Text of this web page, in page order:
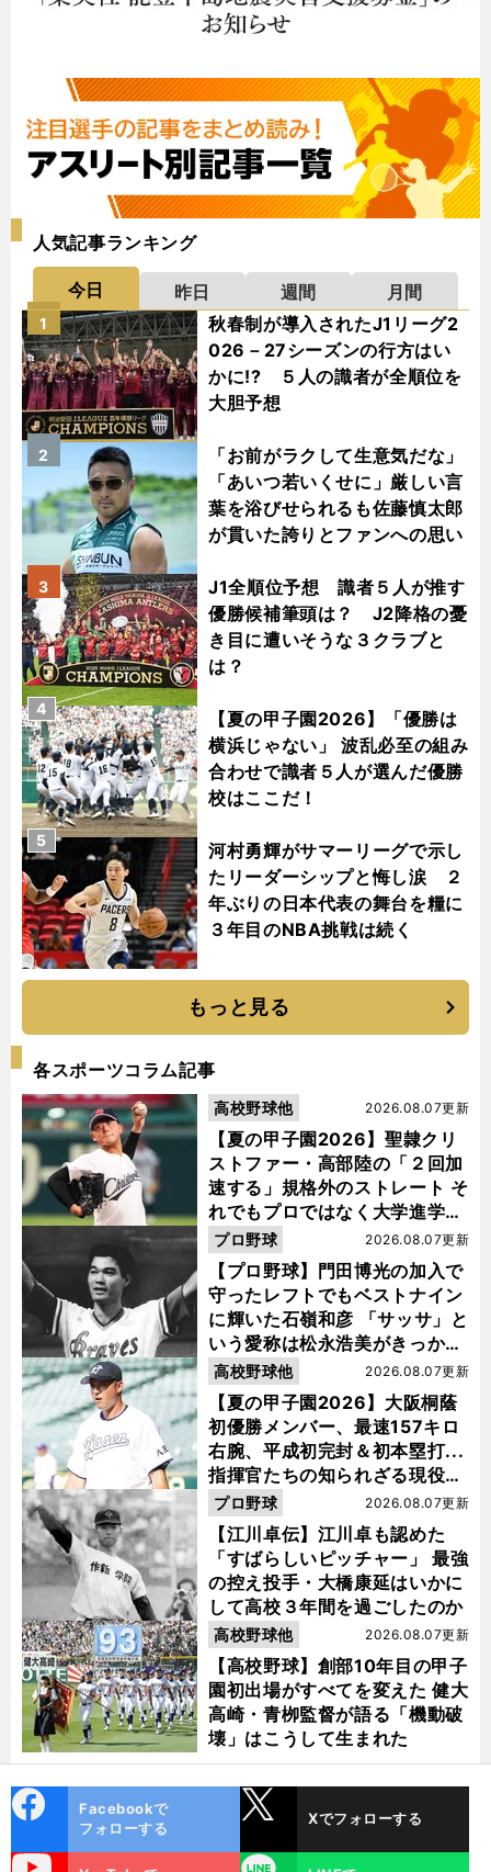
人気記事ランキング
今日 昨日 週間
月間
秋春制が導入されたJ1リーグ2
026－27シーズンの行方はい
かに!? ５人の識者が全順位を
大胆予想
1
「お前がラクして生意気だな」
「あいつ若いくせに」厳しい言
葉を浴びせられるも佐藤慎太郎
が貫いた誇りとファンへの思い
2
J1全順位予想 識者５人が推す
優勝候補筆頭は？ J2降格の憂
き目に遭いそうな３クラブと
は？
3
【夏の甲子園2026】「優勝は
横浜じゃない」 波乱必至の組み
合わせで識者５人が選んだ優勝
校はここだ！
4
河村勇輝がサマーリーグで示し
たリーダーシップと悔し涙 ２
年ぶりの日本代表の舞台を糧に
３年目のNBA挑戦は続く
5
もっと見る
各スポーツコラム記事
【夏の甲子園2026】聖隷クリ
ストファー・高部陸の「２回加
速する」規格外のストレート そ
れでもプロではなく大学進学を
選ぶ理由
2026.08.07更新
高校野球他
【プロ野球】門田博光の加入で
守ったレフトでもベストナイン
に輝いた石嶺和彦 「サッサ」と
いう愛称は松永浩美がきっか
け？
2026.08.07更新
プロ野球
【夏の甲子園2026】大阪桐蔭
初優勝メンバー、最速157キロ
右腕、平成初完封＆初本塁打...
指揮官たちの知られざる現役時
代
2026.08.07更新
高校野球他
【江川卓伝】江川卓も認めた
「すばらしいピッチャー」 最強
の控え投手・大橋康延はいかに
して高校３年間を過ごしたのか
2026.08.07更新
プロ野球
【高校野球】創部10年目の甲子
園初出場がすべてを変えた 健大
高崎・青栁監督が語る「機動破
壊」はこうして生まれた
2026.08.07更新
高校野球他
ok
Facebookで
フォローする
Xでフォローする
LINE